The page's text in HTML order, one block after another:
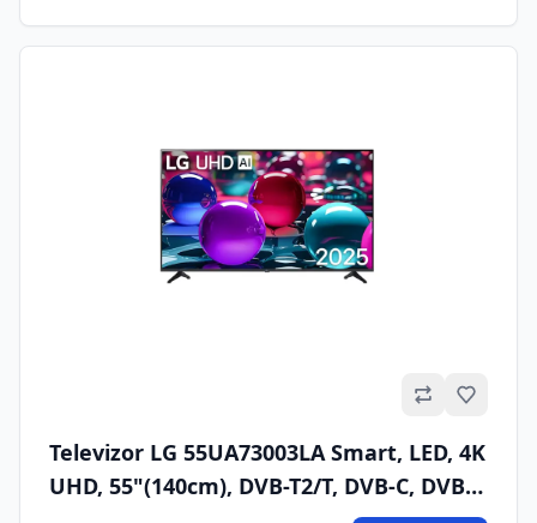
Televizor LG 55UA73003LA Smart, LED, 4K
UHD, 55"(140cm), DVB-T2/T, DVB-C, DVB-